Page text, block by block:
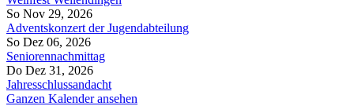
So Nov 29, 2026
Adventskonzert der Jugendabteilung
So Dez 06, 2026
Seniorennachmittag
Do Dez 31, 2026
Jahresschlussandacht
Ganzen Kalender ansehen